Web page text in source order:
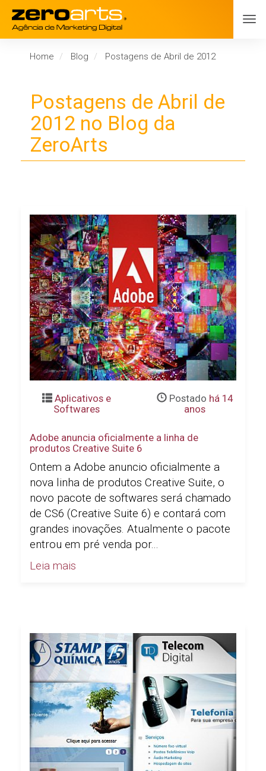
Home Blog Postagens de Abril de 2012
Postagens de Abril de
2012 no Blog da
ZeroArts
Aplicativos e
Softwares
Postado há 14
anos
Adobe anuncia oficialmente a linha de
produtos Creative Suite 6
Ontem a Adobe anuncio oficialmente a
nova linha de produtos Creative Suite, o
novo pacote de softwares será chamado
de CS6 (Creative Suite 6) e contará com
grandes inovações. Atualmente o pacote
entrou em pré venda por...
Leia mais